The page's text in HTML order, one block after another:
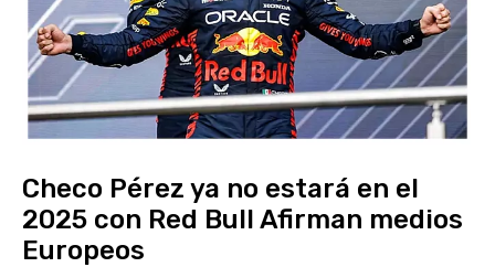
Checo Pérez ya no estará en el
2025 con Red Bull Afirman medios
Europeos